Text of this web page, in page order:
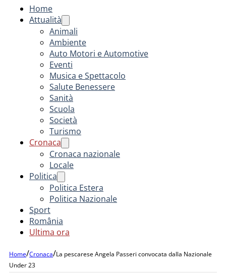
Home
Attualità
Animali
Ambiente
Auto Motori e Automotive
Eventi
Musica e Spettacolo
Salute Benessere
Sanità
Scuola
Società
Turismo
Cronaca
Cronaca nazionale
Locale
Politica
Politica Estera
Politica Nazionale
Sport
România
Ultima ora
Home/Cronaca/La pescarese Angela Passeri convocata dalla Nazionale
Under 23